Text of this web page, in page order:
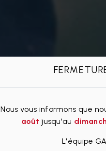
Nous vous informons que
août jusqu'au
L'équipe